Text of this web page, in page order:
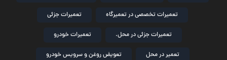
تعمیرات تخصصی در تعمیرگاه تعمیرات جزئی
تعمیرات جزئی در محل. تعمیرات خودرو
تعمیر در محل تعویض روغن و سرویس خودرو